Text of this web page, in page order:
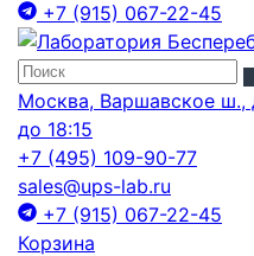
+7 (915) 067-22-45
Москва, Варшавское ш.,
до 18:15
+7 (495) 109-90-77
sales@ups-lab.ru
+7 (915) 067-22-45
Корзина